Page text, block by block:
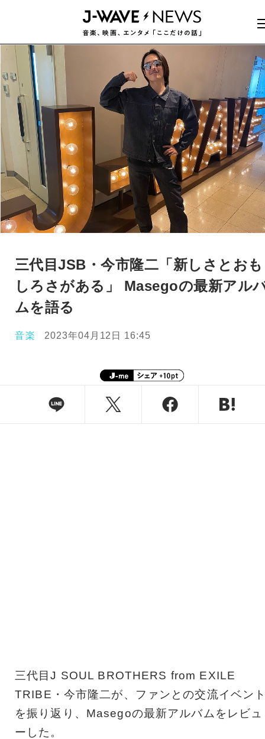
三代目JSB・今市隆二「新しさとおも
しろさがある」 Masegoの最新アル
ムを語る
音楽 2023年04月12日 16:45
三代目J SOUL BROTHERS from EXILE
TRIBE・今市隆二が、ファンとの交流イベン
を振り返り、Masegoの最新アルバムをレビュ
ーした。